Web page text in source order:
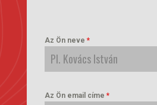
Az Ön neve *
Az Ön email címe *